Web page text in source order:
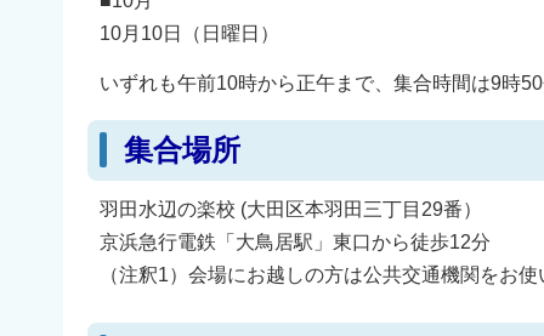
10月10日（日曜日）
いずれも午前10時から正午まで、集合時間は9時50
集合場所
羽田水辺の楽校 (大田区本羽田三丁目29番）
京浜急行電鉄「大鳥居駅」東口から徒歩12分
（注釈1）会場にお越しの方は公共交通機関をお使